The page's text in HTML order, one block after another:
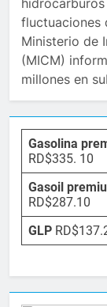
fluctuaciones
Ministerio de
(MICM)
millones en
Gasolina
RD$335. 10
Gasoil
RD$287.10
GLP